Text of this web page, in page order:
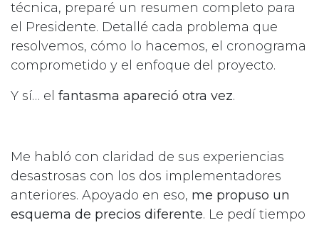
técnica, preparé un resumen completo para
el Presidente. Detallé cada problema que
resolvemos, cómo lo hacemos, el cronograma
comprometido y el enfoque del proyecto.
Y sí… el fantasma apareció otra vez.
Me habló con claridad de sus experiencias
desastrosas con los dos implementadores
anteriores. Apoyado en eso, me propuso un
esquema de precios diferente. Le pedí tiempo